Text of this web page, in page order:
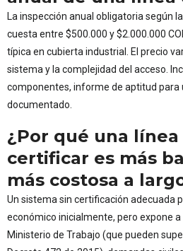
La inspección anual obligatoria según
cuesta entre $500.000 y $2.000.000
típica en cubierta industrial. El precio
sistema y la complejidad del acceso.
componentes, informe de aptitud para
documentado.
¿Por qué una
certificar es más
más costosa a
Un sistema sin certificación adecuada
económico inicialmente, pero expone
Ministerio de Trabajo (que pueden